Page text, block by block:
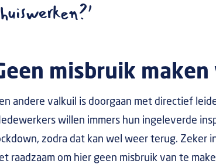
misbruik maken
andere valkuil is doorgaan met directief
willen immers hun ingeleverde
zodra dat kan wel weer terug. Zeker
raadzaam om hier geen misbruik van te